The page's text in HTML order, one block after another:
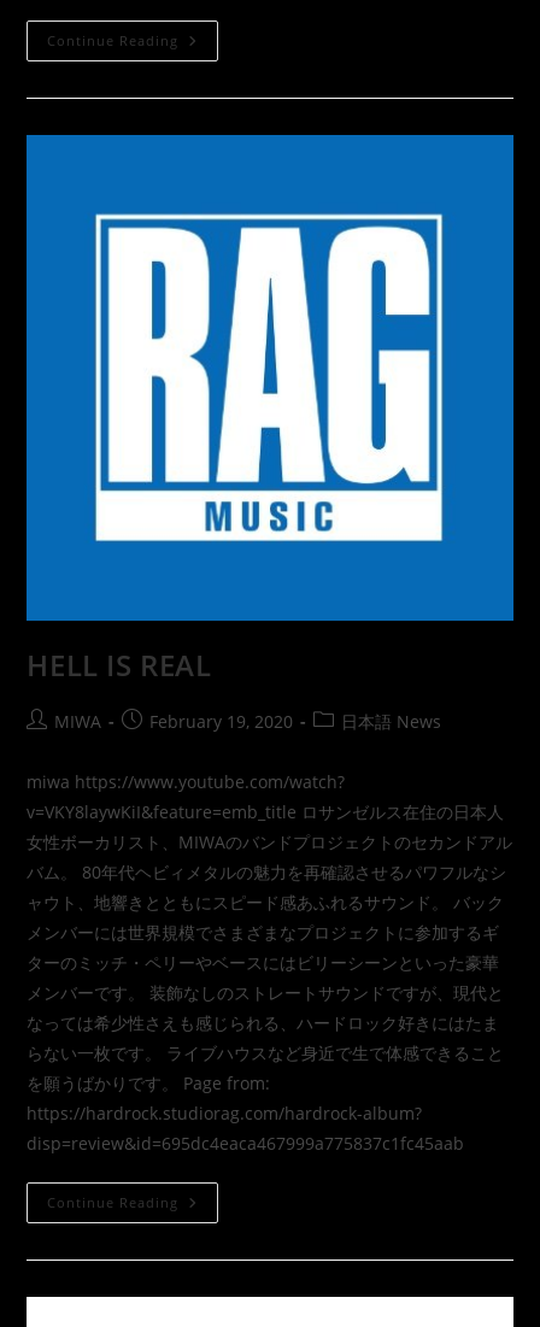
Continue Reading
HELL IS REAL
MIWA February 19, 2020 日本語 News
miwa https://www.youtube.com/watch?
v=VKY8laywKiI&feature=emb_title ロサンゼルス在住の日本人
女性ボーカリスト、MIWAのバンドプロジェクトのセカンドアル
バム。 80年代ヘビィメタルの魅力を再確認させるパワフルなシ
ャウト、地響きとともにスピード感あふれるサウンド。 バック
メンバーには世界規模でさまざまなプロジェクトに参加するギ
ターのミッチ・ペリーやベースにはビリーシーンといった豪華
メンバーです。 装飾なしのストレートサウンドですが、現代と
なっては希少性さえも感じられる、ハードロック好きにはたま
らない一枚です。 ライブハウスなど身近で生で体感できること
を願うばかりです。 Page from:
https://hardrock.studiorag.com/hardrock-album?
disp=review&id=695dc4eaca467999a775837c1fc45aab
Continue Reading